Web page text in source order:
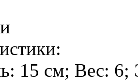
15 см; Вес: 6;